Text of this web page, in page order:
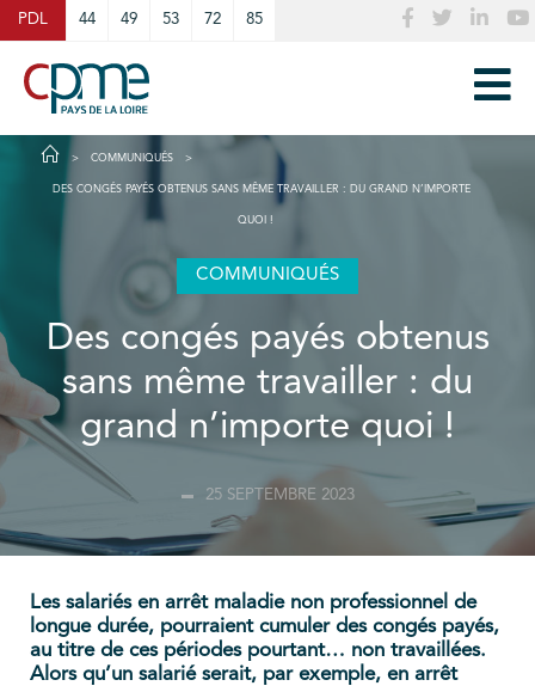
PDL 44 49 53 72 85
COMMUNIQUÉS
DES CONGÉS PAYÉS OBTENUS SANS MÊME TRAVAILLER : DU GRAND N’IMPORTE
QUOI !
COMMUNIQUÉS
Des congés payés obtenus
sans même travailler : du
grand n’importe quoi !
25 SEPTEMBRE 2023
Les salariés en arrêt maladie non professionnel de
longue durée, pourraient cumuler des congés payés,
au titre de ces périodes pourtant… non travaillées.
Alors qu’un salarié serait, par exemple, en arrêt
Cookies management panel